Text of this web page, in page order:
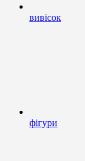
вивісок
фігури